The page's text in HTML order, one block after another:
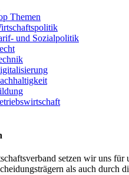
Themen
und Sozialpolitik
setzen wir uns
als auch durch